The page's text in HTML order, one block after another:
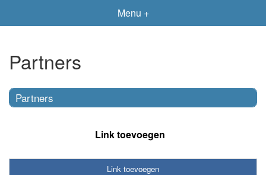
Menu +
Partners
Partners
Link toevoegen
Link toevoegen